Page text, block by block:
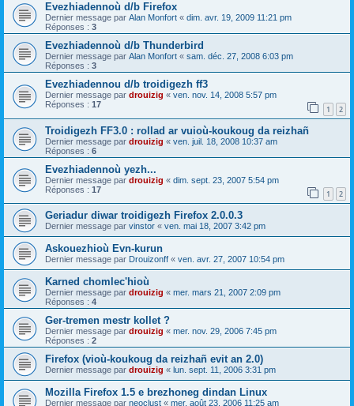
Evezhiadennoù d/b Firefox
Dernier message par Alan Monfort « dim. avr. 19, 2009 11:21 pm
Réponses : 3
Evezhiadennoù d/b Thunderbird
Dernier message par Alan Monfort « sam. déc. 27, 2008 6:03 pm
Réponses : 3
Evezhiadennou d/b troidigezh ff3
Dernier message par drouizig « ven. nov. 14, 2008 5:57 pm
Réponses : 17 1 2
Troidigezh FF3.0 : rollad ar vuioù-koukoug da reizhañ
Dernier message par drouizig « ven. juil. 18, 2008 10:37 am
Réponses : 6
Evezhiadennoù yezh...
Dernier message par drouizig « dim. sept. 23, 2007 5:54 pm
Réponses : 17 1 2
Geriadur diwar troidigezh Firefox 2.0.0.3
Dernier message par vinstor « ven. mai 18, 2007 3:42 pm
Askouezhioù Evn-kurun
Dernier message par Drouizonff « ven. avr. 27, 2007 10:54 pm
Karned chomlec'hioù
Dernier message par drouizig « mer. mars 21, 2007 2:09 pm
Réponses : 4
Ger-tremen mestr kollet ?
Dernier message par drouizig « mer. nov. 29, 2006 7:45 pm
Réponses : 2
Firefox (vioù-koukoug da reizhañ evit an 2.0)
Dernier message par drouizig « lun. sept. 11, 2006 3:31 pm
Mozilla Firefox 1.5 e brezhoneg dindan Linux
Dernier message par neoclust « mer. août 23, 2006 11:25 am